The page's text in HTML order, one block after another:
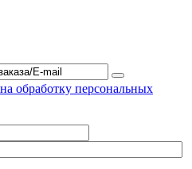
обработку персональных